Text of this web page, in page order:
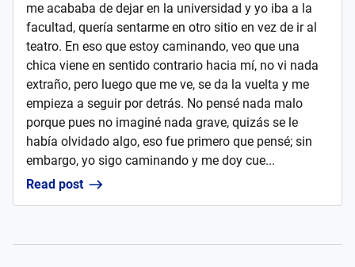
me acababa de dejar en la universidad y yo iba a la
facultad, quería sentarme en otro sitio en vez de ir al
teatro. En eso que estoy caminando, veo que una
chica viene en sentido contrario hacia mí, no vi nada
extraño, pero luego que me ve, se da la vuelta y me
empieza a seguir por detrás. No pensé nada malo
porque pues no imaginé nada grave, quizás se le
había olvidado algo, eso fue primero que pensé; sin
embargo, yo sigo caminando y me doy cue...
Read post